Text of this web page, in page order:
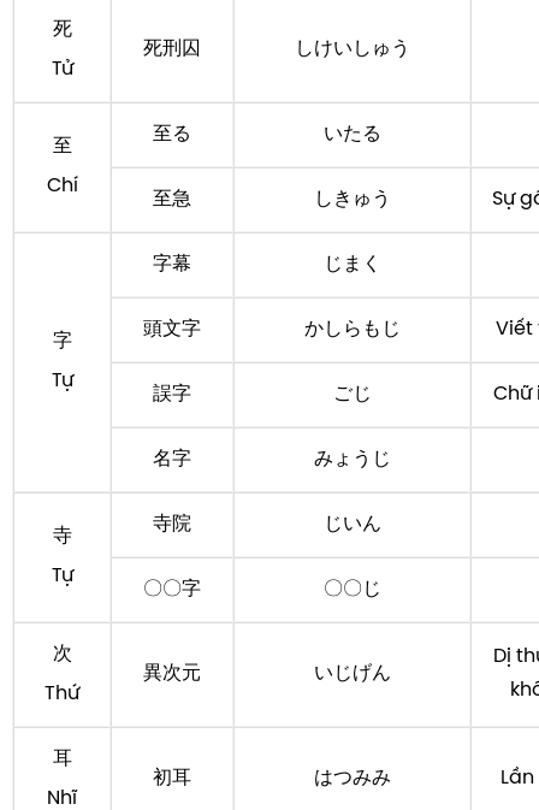
死
Tử
死刑囚 しけいしゅう
至
Chí
至る いたる
至急 しきゅう Sự
字
Tự
字幕 じまく
頭文字 かしらもじ Viết
誤字 ごじ Chữ
名字 みょうじ
寺
Tự
寺院 じいん
〇〇字 〇〇じ
次
Thứ
異次元 いじげん
Dị
耳
Nhĩ
初耳 はつみみ